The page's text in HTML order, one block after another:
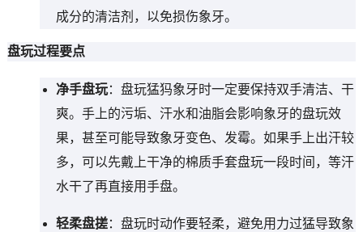
成分的清洁剂，以免损伤象牙。
盘玩过程要点
净手盘玩：盘玩猛犸象牙时一定要保持双手清洁、干
爽。手上的污垢、汗水和油脂会影响象牙的盘玩效
果，甚至可能导致象牙变色、发霉。如果手上出汗较
多，可以先戴上干净的棉质手套盘玩一段时间，等汗
水干了再直接用手盘。
轻柔盘搓：盘玩时动作要轻柔，避免用力过猛导致象